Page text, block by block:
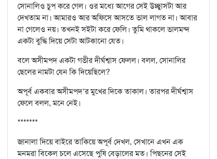
সোনালিও চুপ করে গেল। ওর মধ্যে আগের সেই উচ্ছ্বাসটা আর
দেখতাম না। আমারও আর অফিসে আসতে ভাল লাগত না। আবার
না গেলেও নয়। তখনই সইটা করে ফেলি। তুমি থাকলে ভালমন্দ
একটা বুদ্ধি দিয়ে সেটা আটকানো যেত।
বলে অসীমপদ একটা গভীর দীর্ঘশ্বাস ফেলল। বলল, সোনালির
ছেলের নামটা যেন কি দিয়েছিলে?
অপূর্ব একবার অসীমপদ’র মুখের দিকে তাকাল। তারপর দীর্ঘশ্বাস
ফেলে বলল, মনে নেই।
*******
জানালা দিয়ে বাইরে তাকিয়ে অপূর্ব দেখল, সেখানে এখন এক
মনমরা বিকেল চলে এসেছে পুষি বেড়ালের মত। পিছনের সেই